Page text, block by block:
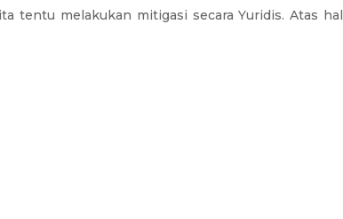
tentu melakukan mitigasi secara Yuridis. Atas hal